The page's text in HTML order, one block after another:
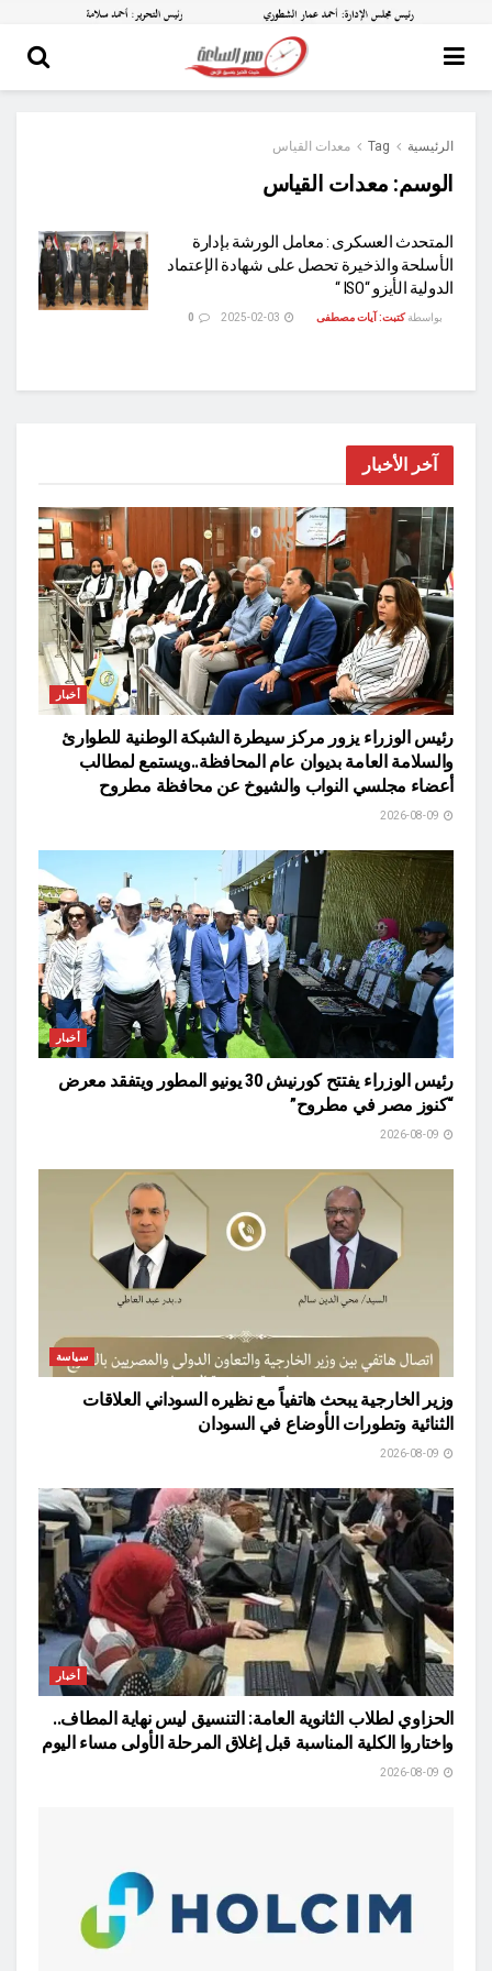
الرئيسية Tag معدات القياس
الوسم: معدات القياس
المتحدث العسكرى : معامل الورشة بإدارة
الأسلحة والذخيرة تحصل على شهادة الإعتماد
الدولية الأيزو “ISO “
بواسطة كتبت: آيات مصطفى
آخر الأخبار
أخبار
رئيس الوزراء يزور مركز سيطرة الشبكة الوطنية للطوارئ
والسلامة العامة بديوان عام المحافظة..ويستمع لمطالب
أعضاء مجلسي النواب والشيوخ عن محافظة مطروح
أخبار
رئيس الوزراء يفتتح كورنيش 30 يونيو المطور ويتفقد معرض
“كنوز مصر في مطروح”
سياسة
وزير الخارجية يبحث هاتفياً مع نظيره السوداني العلاقات
الثنائية وتطورات الأوضاع في السودان
أخبار
الحزاوي لطلاب الثانوية العامة: التنسيق ليس نهاية المطاف..
واختاروا الكلية المناسبة قبل إغلاق المرحلة الأولى مساء اليوم